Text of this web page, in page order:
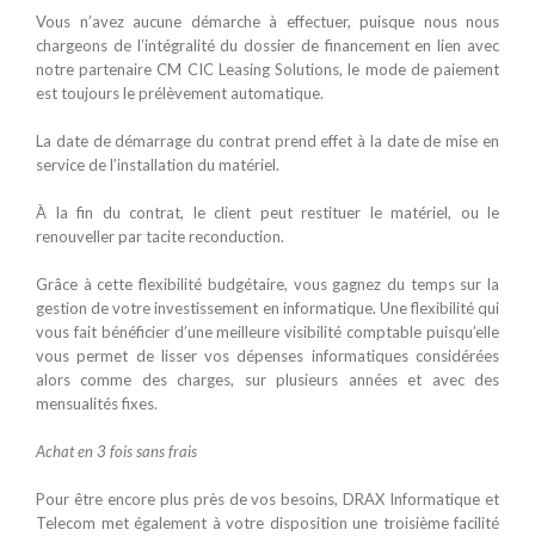
Vous n’avez aucune démarche à effectuer, puisque nous nous
chargeons de l’intégralité du dossier de financement en lien avec
notre partenaire CM CIC Leasing Solutions, le mode de paiement
est toujours le prélèvement automatique.
La date de démarrage du contrat prend effet à la date de mise en
service de l’installation du matériel.
À la fin du contrat, le client peut restituer le matériel, ou le
renouveller par tacite reconduction.
Grâce à cette flexibilité budgétaire, vous gagnez du temps sur la
gestion de votre investissement en informatique. Une flexibilité qui
vous fait bénéficier d’une meilleure visibilité comptable puisqu’elle
vous permet de lisser vos dépenses informatiques considérées
alors comme des charges, sur plusieurs années et avec des
mensualités fixes.
Achat en 3 fois sans frais
Pour être encore plus près de vos besoins, DRAX Informatique et
Telecom met également à votre disposition une troisième facilité